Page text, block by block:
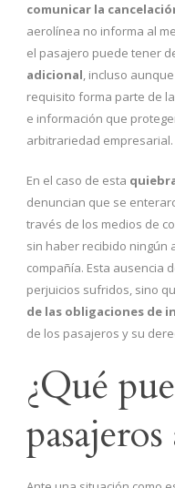
comunicar la
aerolínea no informa al
el pasajero puede tener
adicional, incluso
requisito forma parte de
e información que
arbitrariedad empresarial.
En el caso de esta
denuncian que se
través de los medios de
sin haber recibido ningún
compañía. Esta ausencia
perjuicios sufridos, sino
de las obligaciones de
de los pasajeros y su
¿Qué